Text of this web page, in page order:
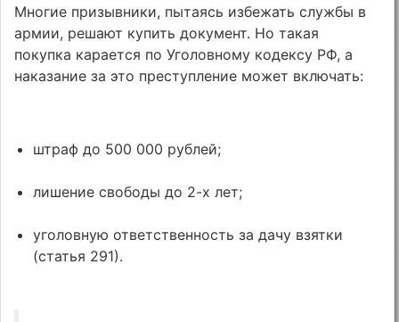
Многие призывники, пытаясь избежать службы в
армии, решают купить документ. Но такая
покупка карается по Уголовному кодексу РФ, а
наказание за это преступление может включать:
штраф до 500 000 рублей;
лишение свободы до 2-х лет;
уголовную ответственность за дачу взятки
(статья 291).